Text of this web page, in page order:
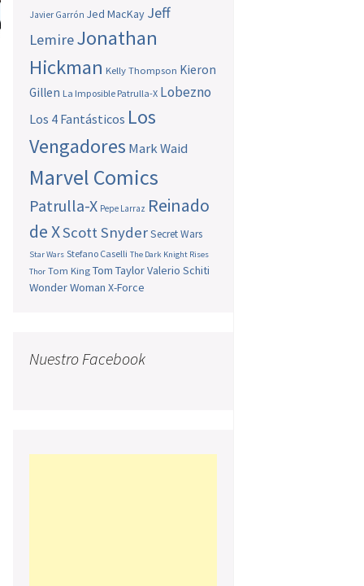
Javier Garrón Jed MacKay Jeff
LemireJonathan
Hickman Kelly Thompson Kieron
Gillen La Imposible Patrulla-X Lobezno
Los 4 Fantásticos Los
Vengadores Mark Waid
Marvel Comics
Patrulla-X Pepe Larraz Reinado
de XScott SnyderSecret Wars
Star Wars Stefano Caselli The Dark Knight Rises
Thor Tom King Tom TaylorValerio Schiti
Wonder Woman X-Force
Nuestro Facebook